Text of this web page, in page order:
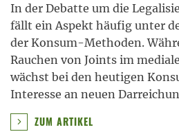
In der Debatte um die
fällt ein Aspekt häufig unter
der Konsum-Methoden.
Rauchen von Joints im
wächst bei den heutigen
Interesse an neuen
ZUM ARTIKEL